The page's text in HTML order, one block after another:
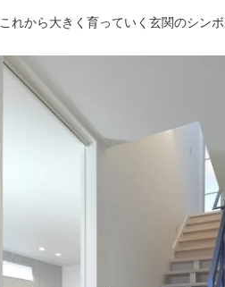
れから大きく育っていく玄関のシン